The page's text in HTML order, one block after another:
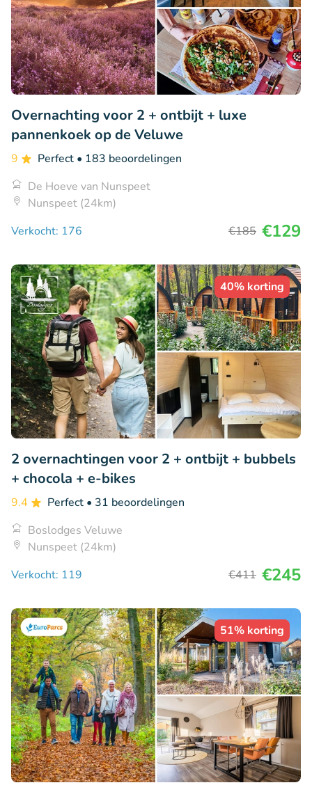
Overnachting voor 2 + ontbijt + luxe
pannenkoek op de Veluwe
9 Perfect • 183 beoordelingen
De Hoeve van Nunspeet
Nunspeet (24km)
Verkocht: 176
€185 €129
40% korting
2 overnachtingen voor 2 + ontbijt + bubbels
+ chocola + e-bikes
9.4 Perfect • 31 beoordelingen
Boslodges Veluwe
Nunspeet (24km)
Verkocht: 119
€411 €245
51% korting